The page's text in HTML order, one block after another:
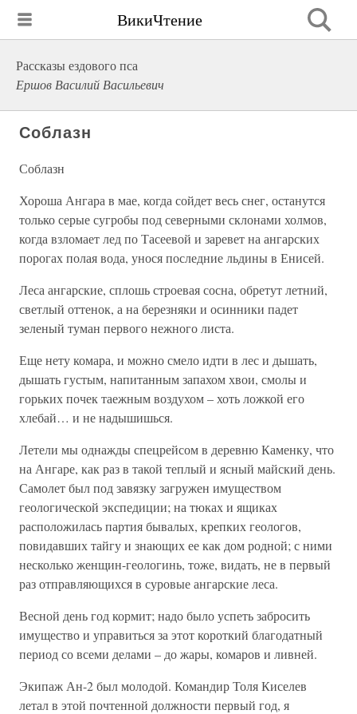
ВикиЧтение
Рассказы ездового пса
Ершов Василий Васильевич
Соблазн
Соблазн
Хороша Ангара в мае, когда сойдет весь снег, останутся
только серые сугробы под северными склонами холмов,
когда взломает лед по Тасеевой и заревет на ангарских
порогах полая вода, унося последние льдины в Енисей.
Леса ангарские, сплошь строевая сосна, обретут летний,
светлый оттенок, а на березняки и осинники падет
зеленый туман первого нежного листа.
Еще нету комара, и можно смело идти в лес и дышать,
дышать густым, напитанным запахом хвои, смолы и
горьких почек таежным воздухом – хоть ложкой его
хлебай… и не надышишься.
Летели мы однажды спецрейсом в деревню Каменку, что
на Ангаре, как раз в такой теплый и ясный майский день.
Самолет был под завязку загружен имуществом
геологической экспедиции; на тюках и ящиках
расположилась партия бывалых, крепких геологов,
повидавших тайгу и знающих ее как дом родной; с ними
несколько женщин-геологинь, тоже, видать, не в первый
раз отправляющихся в суровые ангарские леса.
Весной день год кормит; надо было успеть забросить
имущество и управиться за этот короткий благодатный
период со всеми делами – до жары, комаров и ливней.
Экипаж Ан-2 был молодой. Командир Толя Киселев
летал в этой почтенной должности первый год, я